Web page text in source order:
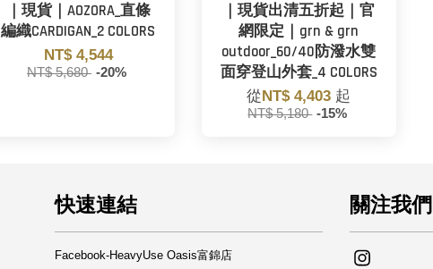
｜現貨｜AOZORA_直條
編織CARDIGAN_2 COLORS
NT$ 4,544
NT$ 5,680 -20%
｜現貨出清五折起｜官
網限定｜grn & grn
outdoor_60/40防潑水雙
面穿登山外套_4 COLORS
從NT$ 4,403 起
NT$ 5,180 -15%
快速連結
Facebook-HeavyUse Oasis富錦店
關注我們